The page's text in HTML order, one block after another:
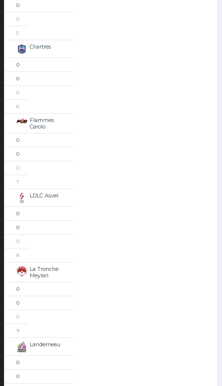
0
0
5
Chartres
0
0
0
6
Flammes
Carolo
0
0
0
7
LDLC Asvel
0
0
0
8
La Tronche
Meylan
0
0
0
9
Landerneau
0
0